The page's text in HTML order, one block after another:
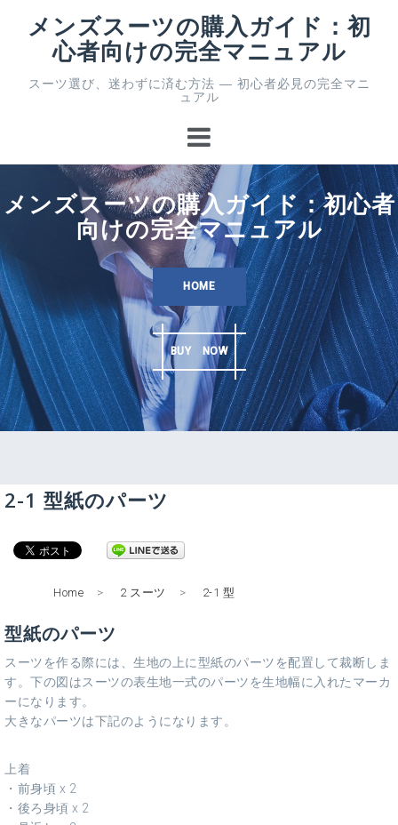
ッ
メンズスーツの購入ガイド：初
心者向けの完全マニュアル
スーツ選び、迷わずに済む方法 ― 初心者必見の完全マニ
ュアル
メンズスーツの購入ガイド：初心者
向けの完全マニュアル
HOME
BUY NOW
2-1 型紙のパーツ
Home > 2 スーツ > 2-1 型
型紙のパーツ
スーツを作る際には、生地の上に型紙のパーツを配置して裁断しま
す。下の図はスーツの表生地一式のパーツを生地幅に入れたマーカ
ーになります。
大きなパーツは下記のようになります。
上着
・前身頃 x 2
・後ろ身頃 x 2